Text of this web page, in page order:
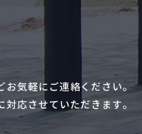
お気軽にご連絡ください。
対応させていただきます。